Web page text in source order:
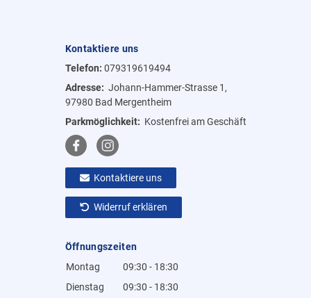
Kontaktiere uns
Telefon: 079319619494
Adresse: Johann-Hammer-Strasse 1,
97980 Bad Mergentheim
Parkmöglichkeit: Kostenfrei am Geschäft
Kontaktiere uns
Widerruf erklären
Öffnungszeiten
Montag
09:30 - 18:30
Dienstag
09:30 - 18:30